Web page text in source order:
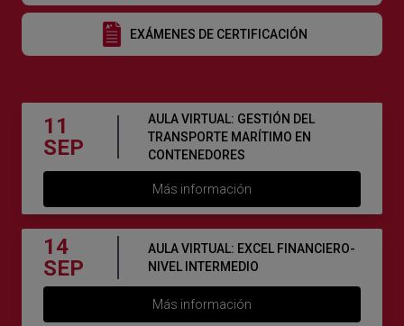
EXÁMENES DE CERTIFICACIÓN
11
SEP
AULA VIRTUAL: GESTIÓN DEL
TRANSPORTE MARÍTIMO EN
CONTENEDORES
Más información
14
SEP
AULA VIRTUAL: EXCEL FINANCIERO-
NIVEL INTERMEDIO
Más información